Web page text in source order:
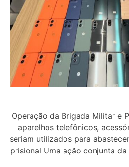
Operação da Brigada Militar e
aparelhos telefônicos,
seriam utilizados para
prisional Uma ação conjunta